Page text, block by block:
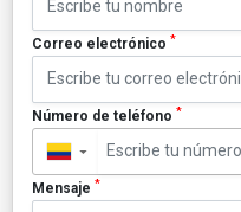
Correo electrónico *
Número de teléfono *
▼
Mensaje *